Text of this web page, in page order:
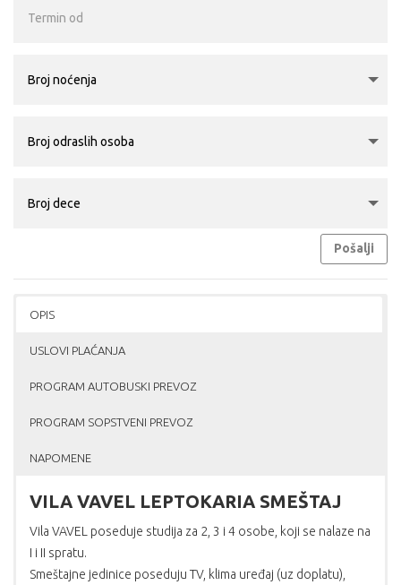
Pošalji
OPIS
USLOVI PLAĆANJA
PROGRAM AUTOBUSKI PREVOZ
PROGRAM SOPSTVENI PREVOZ
NAPOMENE
VILA VAVEL LEPTOKARIA SMEŠTAJ
Vila VAVEL poseduje studija za 2, 3 i 4 osobe, koji se nalaze na
I i II spratu.
Smeštajne jedinice poseduju TV, klima uređaj (uz doplatu),